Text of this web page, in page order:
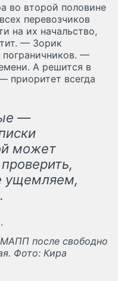
во второй половине
перевозчиков
на их начальство,
— Зорик
пограничников. —
А решится в
приоритет всегда
—
может
ущемляем,
после свободно
Фото: Кира